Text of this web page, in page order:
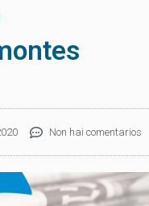
Non hai comentarios